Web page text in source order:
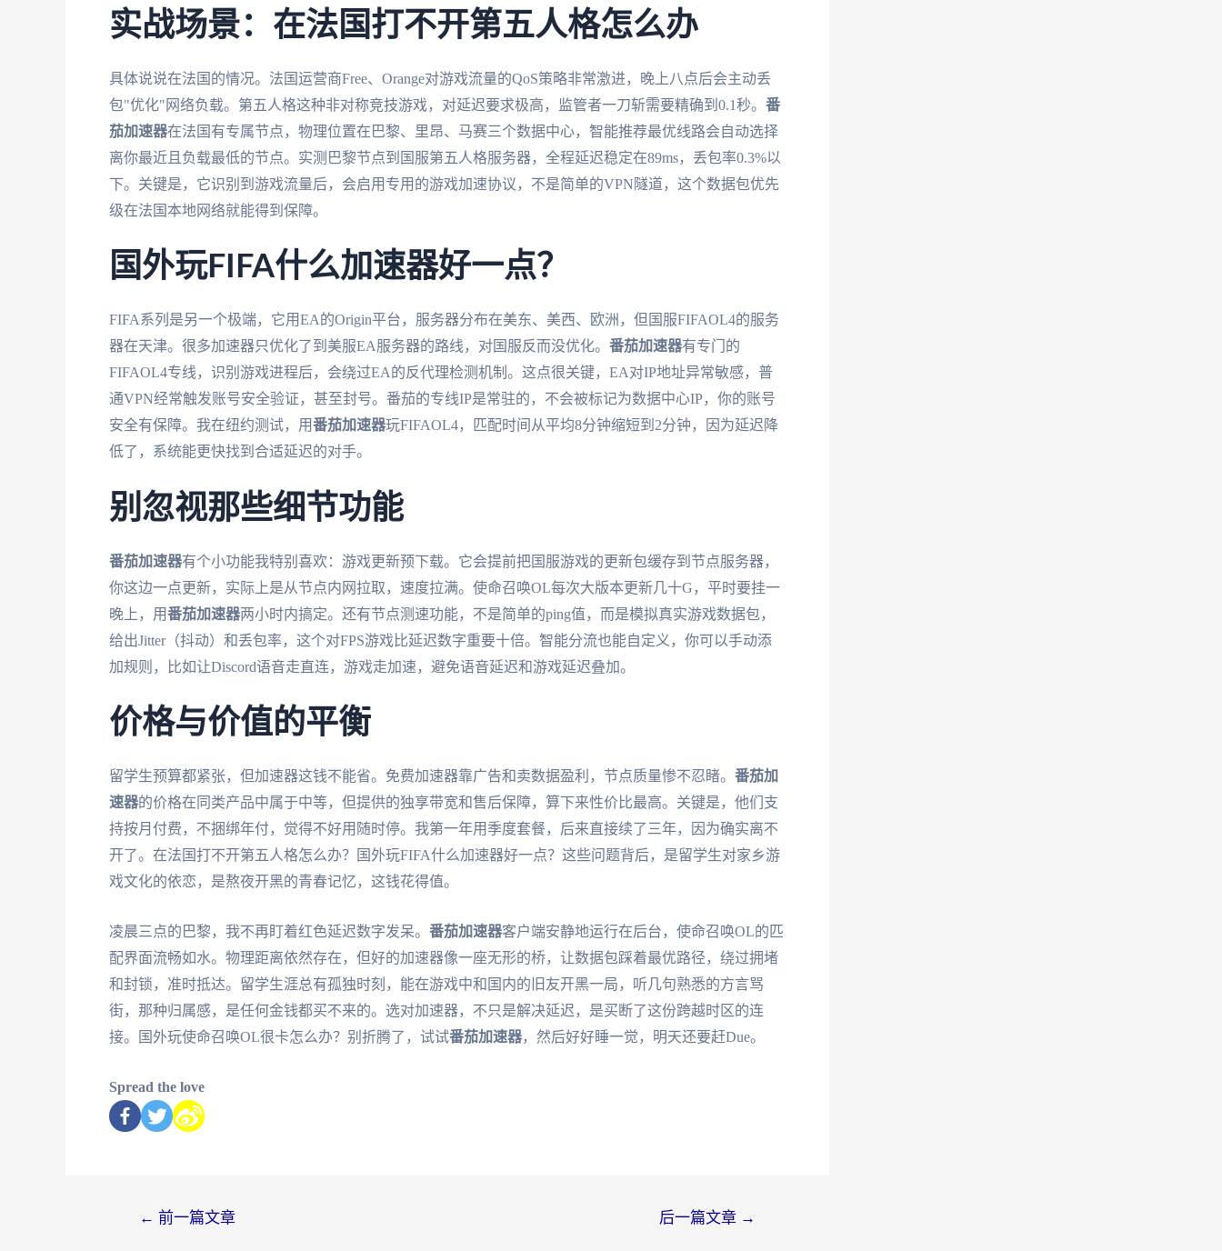
实战场景：在法国打不开第五人格怎么办
具体说说在法国的情况。法国运营商Free、Orange对游戏流量的QoS策略非常激进，晚上八点后会主动丢
包"优化"网络负载。第五人格这种非对称竞技游戏，对延迟要求极高，监管者一刀斩需要精确到0.1秒。 番
茄加速器在法国有专属节点，物理位置在巴黎、里昂、马赛三个数据中心，智能推荐最优线路会自动选择
离你最近且负载最低的节点。实测巴黎节点到国服第五人格服务器，全程延迟稳定在89ms，丢包率0.3%以
下。关键是，它识别到游戏流量后，会启用专用的游戏加速协议，不是简单的VPN隧道，这个数据包优先
级在法国本地网络就能得到保障。
国外玩FIFA什么加速器好一点？
FIFA系列是另一个极端，它用EA的Origin平台，服务器分布在美东、美西、欧洲，但国服FIFAOL4的服务
器在天津。很多加速器只优化了到美服EA服务器的路线，对国服反而没优化。 番茄加速器有专门的
FIFAOL4专线，识别游戏进程后，会绕过EA的反代理检测机制。这点很关键，EA对IP地址异常敏感，普
通VPN经常触发账号安全验证，甚至封号。番茄的专线IP是常驻的，不会被标记为数据中心IP，你的账号
安全有保障。我在纽约测试，用番茄加速器玩FIFAOL4，匹配时间从平均8分钟缩短到2分钟，因为延迟降
低了，系统能更快找到合适延迟的对手。
别忽视那些细节功能
番茄加速器有个小功能我特别喜欢：游戏更新预下载。它会提前把国服游戏的更新包缓存到节点服务器，
你这边一点更新，实际上是从节点内网拉取，速度拉满。使命召唤OL每次大版本更新几十G，平时要挂一
晚上，用番茄加速器两小时内搞定。还有节点测速功能，不是简单的ping值，而是模拟真实游戏数据包，
给出Jitter（抖动）和丢包率，这个对FPS游戏比延迟数字重要十倍。智能分流也能自定义，你可以手动添
加规则，比如让Discord语音走直连，游戏走加速，避免语音延迟和游戏延迟叠加。
价格与价值的平衡
留学生预算都紧张，但加速器这钱不能省。免费加速器靠广告和卖数据盈利，节点质量惨不忍睹。 番茄加
速器的价格在同类产品中属于中等，但提供的独享带宽和售后保障，算下来性价比最高。关键是，他们支
持按月付费，不捆绑年付，觉得不好用随时停。我第一年用季度套餐，后来直接续了三年，因为确实离不
开了。在法国打不开第五人格怎么办？国外玩FIFA什么加速器好一点？这些问题背后，是留学生对家乡游
戏文化的依恋，是熬夜开黑的青春记忆，这钱花得值。
凌晨三点的巴黎，我不再盯着红色延迟数字发呆。 番茄加速器客户端安静地运行在后台，使命召唤OL的匹
配界面流畅如水。物理距离依然存在，但好的加速器像一座无形的桥，让数据包踩着最优路径，绕过拥堵
和封锁，准时抵达。留学生涯总有孤独时刻，能在游戏中和国内的旧友开黑一局，听几句熟悉的方言骂
街，那种归属感，是任何金钱都买不来的。选对加速器，不只是解决延迟，是买断了这份跨越时区的连
接。国外玩使命召唤OL很卡怎么办？别折腾了，试试番茄加速器，然后好好睡一觉，明天还要赶Due。
Spread the love
← 前一篇文章 后一篇文章 →